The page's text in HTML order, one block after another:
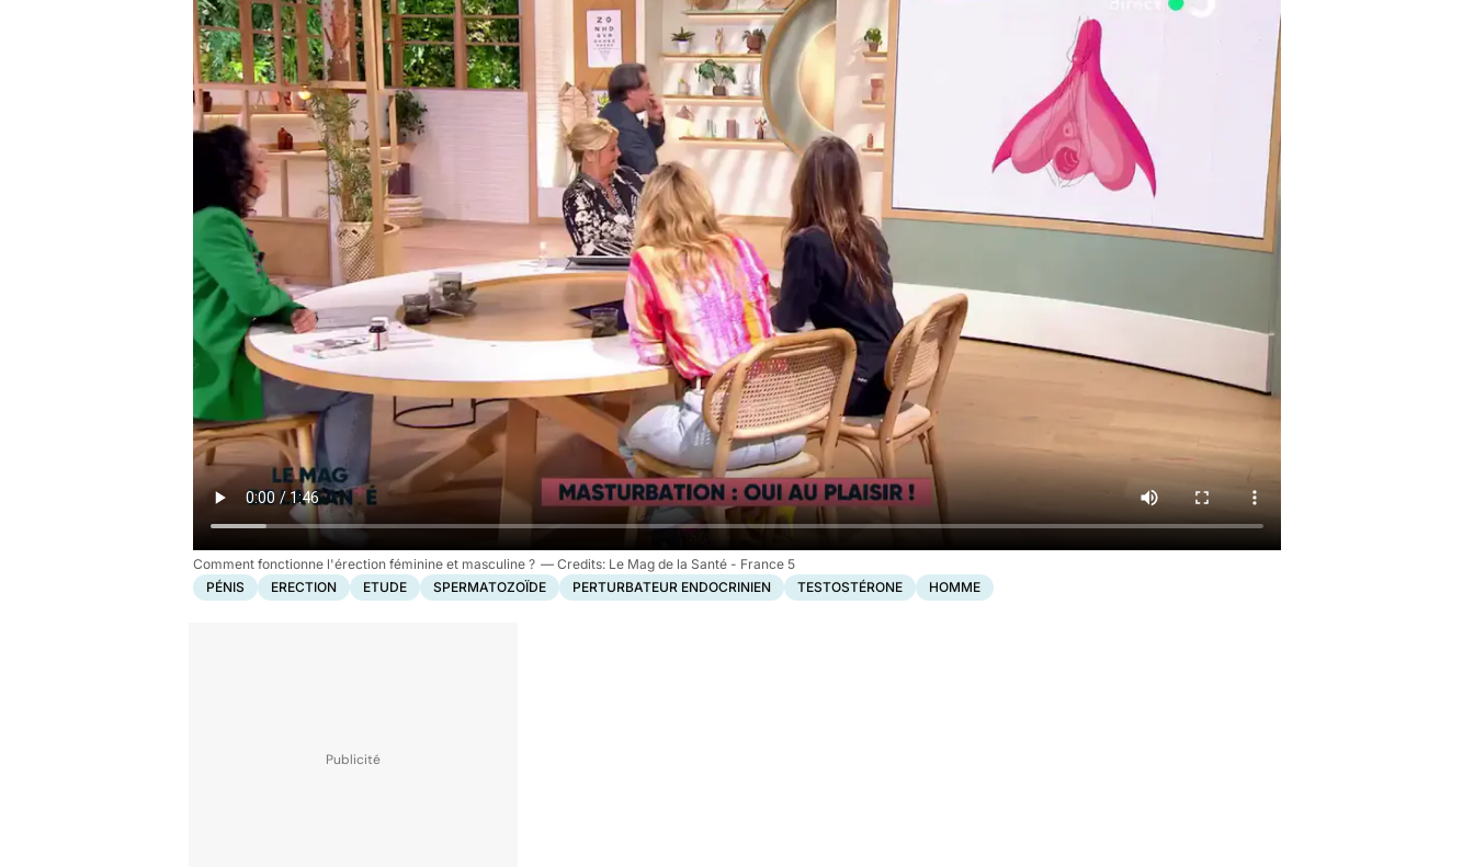
Comment fonctionne l'érection féminine et masculine ?
Le Mag de la Santé - France 5
PÉNIS
ERECTION ETUDE SPERMATOZOÏDE PERTURBATEUR ENDOCRINIEN TESTOSTÉRONE HOMME